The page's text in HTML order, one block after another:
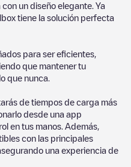
un diseño elegante. Ya
tiene la solución perfecta
para ser eficientes,
que mantener tu
que nunca.
de tiempos de carga más
desde una app
en tus manos. Además,
con las principales
una experiencia de